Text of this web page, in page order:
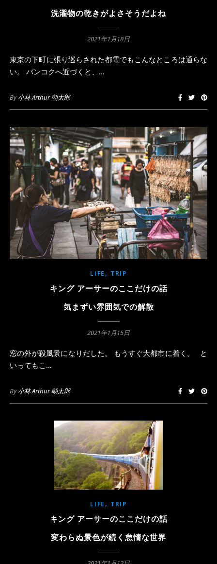
洗濯物の乾きがよさそうだよね
2021年1月18日
東京の下町に張り巡らされた都電でもこんなところは通らな
い。 バンコクへ近づくと、…
By小林 Arthur 朝太郎
LIFE , TRIP
キング アーサーのここだけの話
気まずい雰囲気での解散
2021年1月15日
窓の外が殺風景になりだした。 もうすぐ大都市に着く。 と
いってもこ…
By小林 Arthur 朝太郎
LIFE , TRIP
キング アーサーのここだけの話
変わらぬ景色が続く怠惰な世界